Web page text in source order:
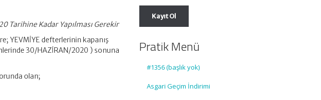
Tarihine Kadar Yapılması Gerekir
YEVMİYE defterlerinin kapanış
30/HAZİRAN/2020 ) sonuna
olan;
Pratik Menü
#1356 (başlık yok)
Asgari Geçim İndirimi